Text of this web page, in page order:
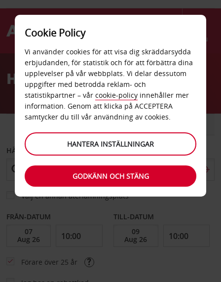
Menu
AvisHyrbil Allentown flygplats
BIL
HÄMTA FRÅN
Välj en annan återlämningsplats
FRÅN-DATUM TILL-DATUM
Förare över 25 år
Cookie Policy
Vi använder cookies för att visa dig skräddarsydda
erbjudanden, för statistik och för att förbättra dina
upplevelser på vår webbplats. Vi delar dessutom
uppgifter med betrodda reklam- och
statistikpartner – vår cookie-policy innehåller mer
information. Genom att klicka på ACCEPTERA
samtycker du till vår användning av cookies.
HANTERA INSTÄLLNINGAR
GODKÄNN OCH STÄNG